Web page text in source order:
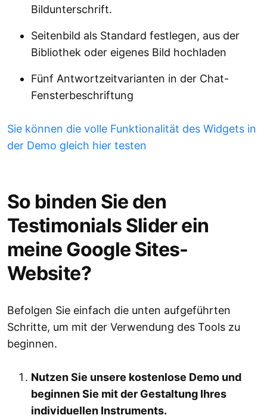
Bildunterschrift.
Seitenbild als Standard festlegen, aus der
Bibliothek oder eigenes Bild hochladen
Fünf Antwortzeitvarianten in der Chat-
Fensterbeschriftung
Sie können die volle Funktionalität des Widgets in
der Demo gleich hier testen
So binden Sie den
Testimonials Slider ein
meine Google Sites-
Website?
Befolgen Sie einfach die unten aufgeführten
Schritte, um mit der Verwendung des Tools zu
beginnen.
Nutzen Sie unsere kostenlose Demo und
beginnen Sie mit der Gestaltung Ihres
individuellen Instruments.